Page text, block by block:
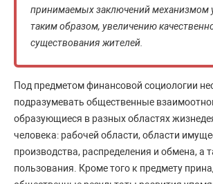
принимаемых заключений механизмом
таким образом, увеличению
существования жителей.
Под предметом финансовой социологии
подразумевать общественные
образующиеся в разных областях
человека: рабочей области, области
производства, распределения и обмена, а
пользования. Кроме того к предмету